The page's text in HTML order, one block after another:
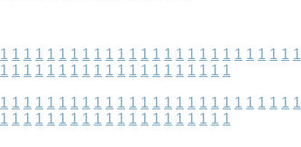
1 1 1 1 1 1 1 1 1 1 1 1 1 1 1 1 1 1 1 1 1 1 1 1 1 1
1 1 1 1 1 1 1 1 1 1 1 1 1 1 1 1 1 1 1 1
1 1 1 1 1 1 1 1 1 1 1 1 1 1 1 1 1 1 1 1 1 1 1 1 1 1
1 1 1 1 1 1 1 1 1 1 1 1 1 1 1 1 1 1 1 1